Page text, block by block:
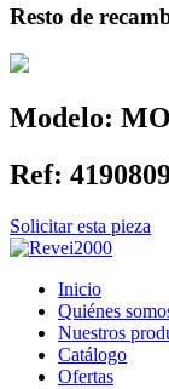
Resto de
Modelo:
Ref:
Solicitar esta pieza
Inicio
Quiénes
Nuestros
Catálogo
Ofertas